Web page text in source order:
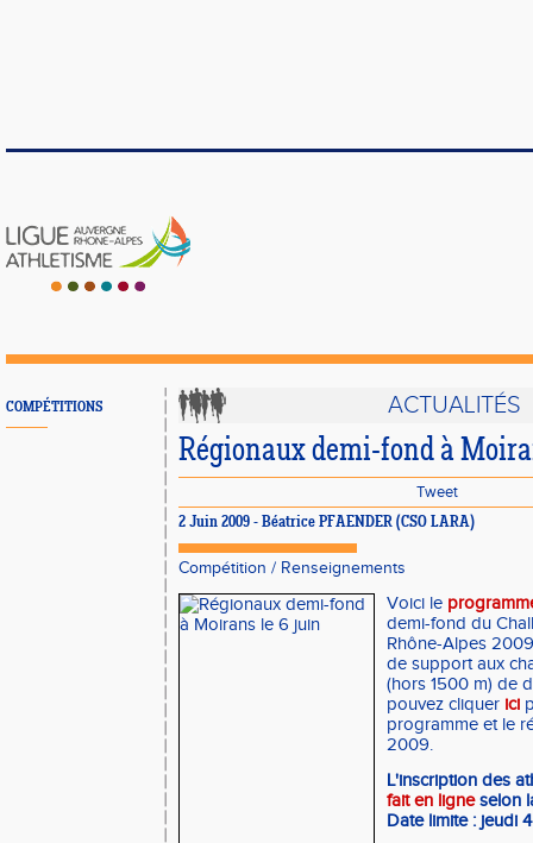
COMPÉTITIONS ACTUALITÉS
Régionaux demi-fond à
Tweet
2 Juin 2009 - Béatrice PFAENDER (CSO LARA)
Compétition / Renseignements
Voici le
demi-fond du
Rhône-Alpes
de support aux
(hors 1500 m) de
pouvez cliquer ici
programme et le
2009.
L'inscription des
fait en ligneselon
Date limite : jeudi